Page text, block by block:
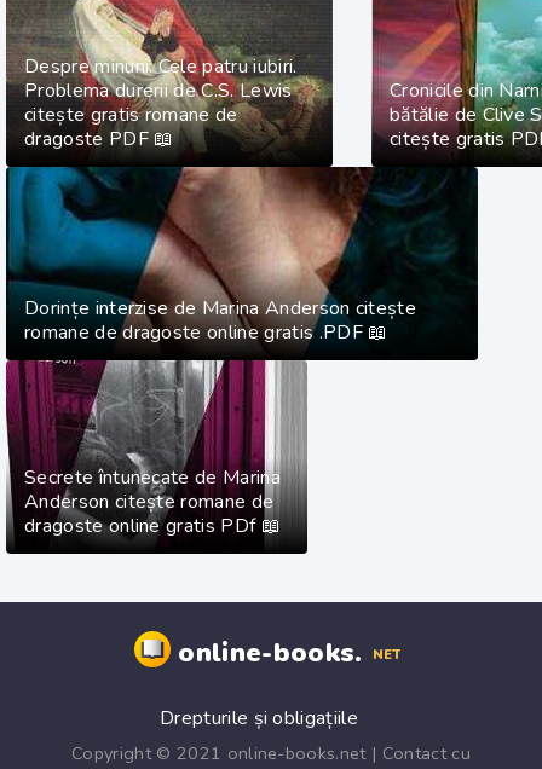
Despre minuni. Cele patru iubiri.
Problema durerii de C.S. Lewis
citește gratis romane de
dragoste PDF 📖
Cronicile din
bătălie de Clive
citește gratis
Dorințe interzise de Marina Anderson citește
romane de dragoste online gratis .PDF 📖
Secrete întunecate de Marina
Anderson citește romane de
dragoste online gratis PDf 📖
online-books. NET
Drepturile și obligațiile
Copyright © 2021 online-books.net | Contact cu